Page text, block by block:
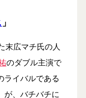
」
末広マチ氏の人
のダブル主演で
ライバルである
が、バチバチに